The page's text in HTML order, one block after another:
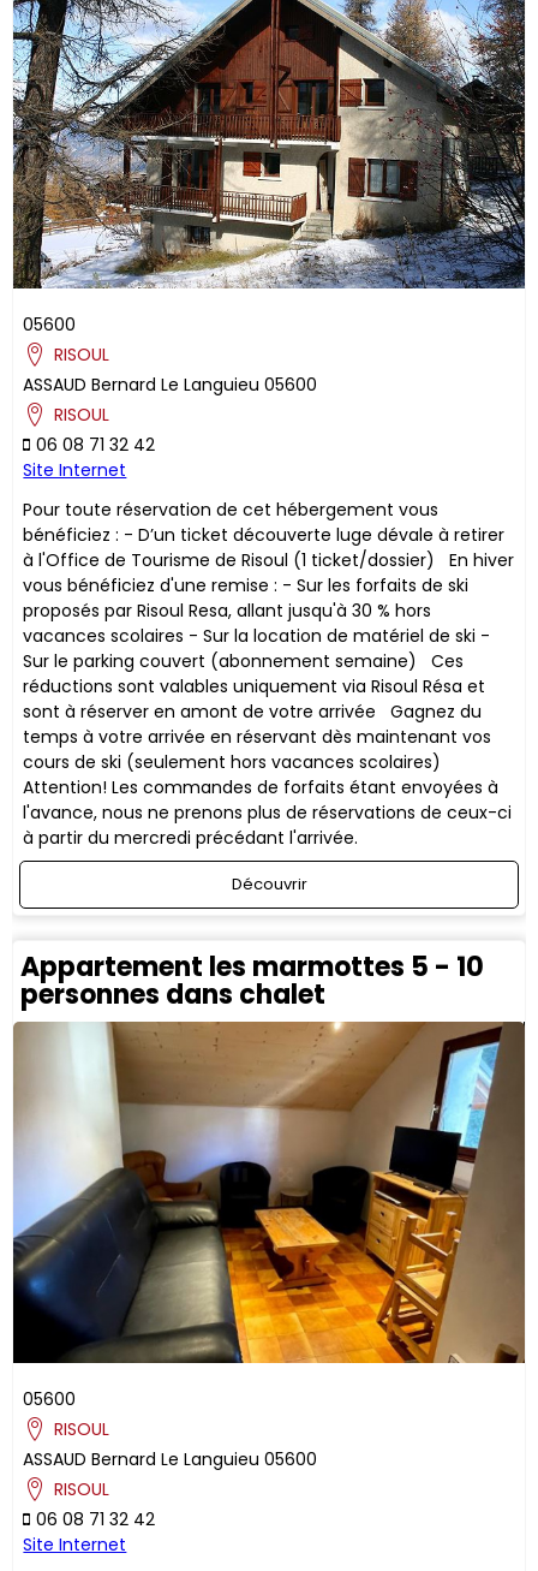
05600
RISOUL
ASSAUD Bernard Le Languieu 05600
RISOUL
06 08 71 32 42
Site Internet
Pour toute réservation de cet hébergement vous
bénéficiez : - D’un ticket découverte luge dévale à retirer
à l'Office de Tourisme de Risoul (1 ticket/dossier) En hiver
vous bénéficiez d'une remise : - Sur les forfaits de ski
proposés par Risoul Resa, allant jusqu'à 30 % hors
vacances scolaires - Sur la location de matériel de ski -
Sur le parking couvert (abonnement semaine) ​Ces
réductions sont valables uniquement via Risoul Résa et
sont à réserver en amont de votre arrivée Gagnez du
temps à votre arrivée en réservant dès maintenant vos
cours de ski (seulement hors vacances scolaires)
Attention! Les commandes de forfaits étant envoyées à
l'avance, nous ne prenons plus de réservations de ceux-ci
à partir du mercredi précédant l'arrivée.
Découvrir
Appartement les marmottes 5 - 10
personnes dans chalet
05600
RISOUL
ASSAUD Bernard Le Languieu 05600
RISOUL
06 08 71 32 42
Site Internet